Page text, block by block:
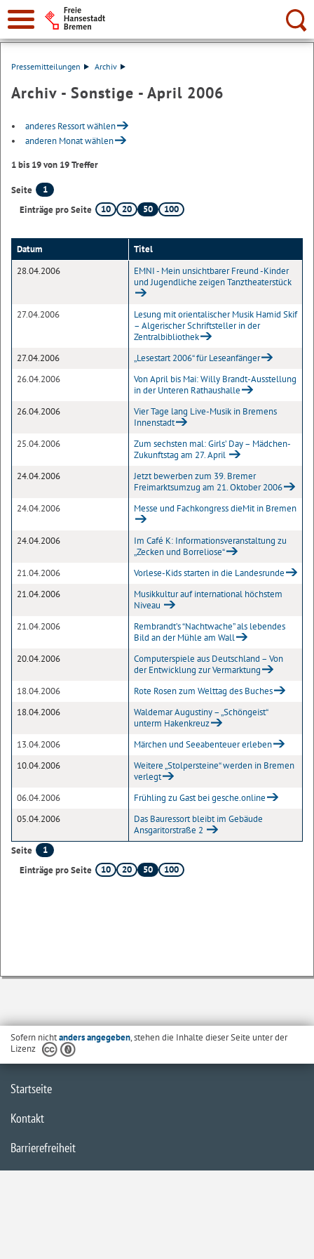
Suche:
Pressemitteilungen Archiv
Archiv - Sonstige - April 2006
anderes Ressort wählen
anderen Monat wählen
1 bis 19 von 19 Treffer
Seite
1
Einträge pro Seite
10 20 50 100
Datum
Titel
28.04.2006
EMNI - Mein unsichtbarer Freund -Kinder
und Jugendliche zeigen Tanztheaterstück
27.04.2006
Lesung mit orientalischer Musik Hamid Skif
– Algerischer Schriftsteller in der
Zentralbibliothek
27.04.2006
„Lesestart 2006“ für Leseanfänger
26.04.2006
Von April bis Mai: Willy Brandt-Ausstellung
in der Unteren Rathaushalle
26.04.2006
Vier Tage lang Live-Musik in Bremens
Innenstadt
25.04.2006
Zum sechsten mal: Girls’ Day – Mädchen-
Zukunftstag am 27. April
24.04.2006
Jetzt bewerben zum 39. Bremer
Freimarktsumzug am 21. Oktober 2006
24.04.2006
Messe und Fachkongress dieMit in Bremen
24.04.2006
Im Café K: Informationsveranstaltung zu
„Zecken und Borreliose“
21.04.2006
Vorlese-Kids starten in die Landesrunde
21.04.2006
Musikkultur auf international höchstem
Niveau
21.04.2006
Rembrandt’s “Nachtwache” als lebendes
Bild an der Mühle am Wall
20.04.2006
Computerspiele aus Deutschland – Von
der Entwicklung zur Vermarktung
18.04.2006
Rote Rosen zum Welttag des Buches
18.04.2006
Waldemar Augustiny – „Schöngeist“
unterm Hakenkreuz
13.04.2006
Märchen und Seeabenteuer erleben
10.04.2006
Weitere „Stolpersteine“ werden in Bremen
verlegt
06.04.2006
Frühling zu Gast bei gesche.online
05.04.2006
Das Bauressort bleibt im Gebäude
Ansgaritorstraße 2
Seite
1
Einträge pro Seite
10 20 50 100
Sofern nichtanders angegeben, stehen die Inhalte dieser Seite unter der
Lizenz
Startseite
Kontakt
Barrierefreiheit